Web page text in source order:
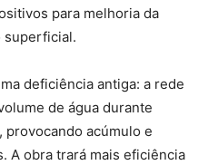
para melhoria da
superficial.
deficiência antiga: a rede
de água durante
acúmulo e
A obra trará mais eficiência